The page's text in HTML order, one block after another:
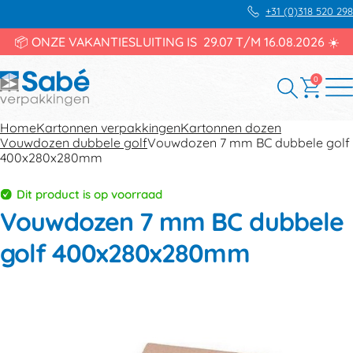
+31 (0)318 520 298
📦 ONZE VAKANTIESLUITING IS 29.07 T/M 16.08.2026 ☀️
0
HomeKartonnen verpakkingenKartonnen dozen
Vouwdozen dubbele golfVouwdozen 7 mm BC dubbele golf
400x280x280mm
Dit product is op voorraad
Vouwdozen 7 mm BC dubbele
golf 400x280x280mm